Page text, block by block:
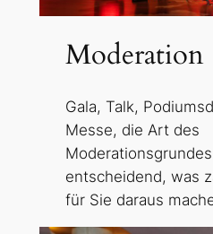
Moderation
Gala, Talk,
Messe, die Art des
entscheidend, was
für Sie daraus